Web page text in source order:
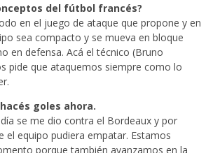
del fútbol francés?
en el juego de ataque que propone y en
sea compacto y se mueva en bloque
en defensa. Acá el técnico (Bruno
pide que ataquemos siempre como lo
goles ahora.
se me dio contra el Bordeaux y por
el equipo pudiera empatar. Estamos
porque también avanzamos en la